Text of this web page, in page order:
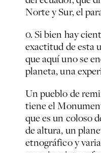
Norte y Sur, el
0. Si bien hay
exactitud de esta
que aquí uno se
planeta, una
Un pueblo de
tiene el
que es un coloso
de altura, un
etnográfico y